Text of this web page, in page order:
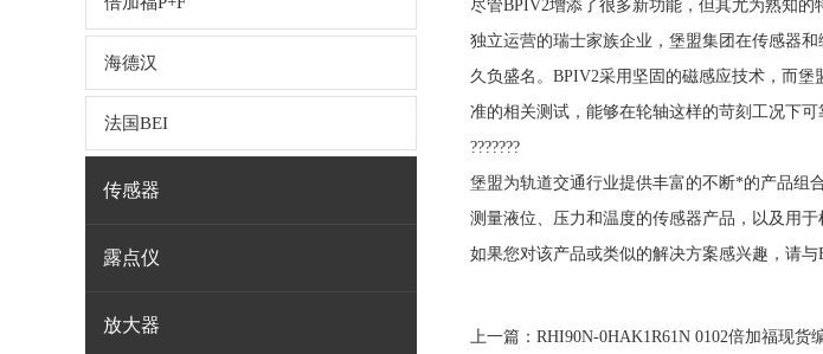
海德汉
法国BEI
传感器
露点仪
放大器
尽管BPIV2增添了很多新功能，但其尤为熟知
独立运营的瑞士家族企业，堡盟集团在传感器
久负盛名。BPIV2采用坚固的磁感应技术，而
准的相关测试，能够在轮轴这样的苛刻工况下
???????
堡盟为轨道交通行业提供丰富的不断*的产品组
测量液位、压力和温度的传感器产品，以及用于
如果您对该产品或类似的解决方案感兴趣，请与
上一篇： RHI90N-0HAK1R61N 0102倍加福现货